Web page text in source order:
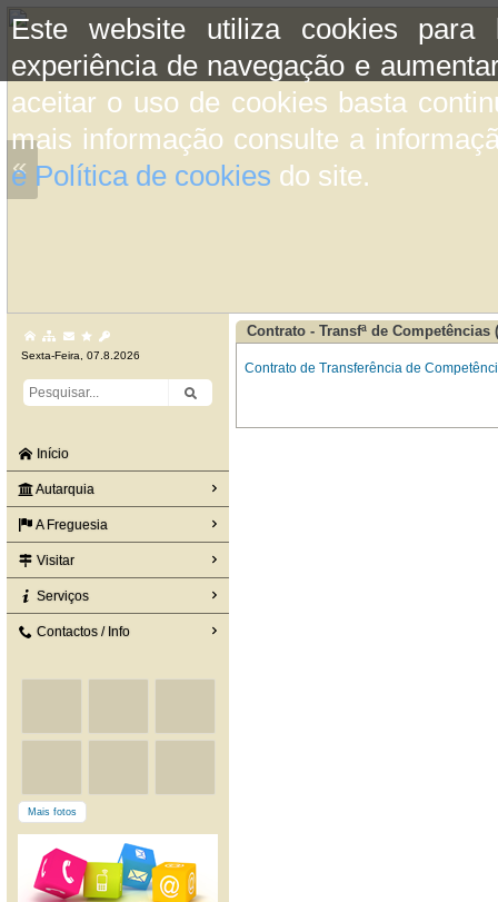
Este website utiliza cookies para
experiência de navegação e
aceitar o uso de cookies basta
mais informação consulte a
e Política de cookies do site.
«
Sexta-Feira, 07.8.2026
Início
Autarquia
A Freguesia
Visitar
Serviços
Contactos / Info
Mais fotos
Contrato - Transfª de Competências
Contrato de Transferência de